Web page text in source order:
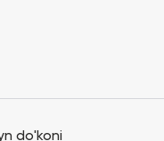
do'koni